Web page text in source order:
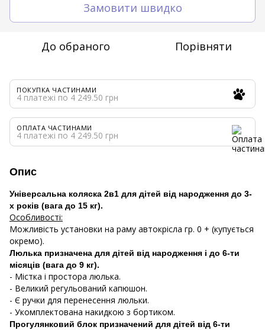
Замовити швидко
До обраного Порівняти
ПОКУПКА ЧАСТИНАМИ
4 платежі по 4 249.50 грн
ОПЛАТА ЧАСТИНАМИ
4 платежі по 4 249.50 грн
Опис
Універсальна коляска 2в1 для дітей від народження до 3-
х років (вага до 15 кг).
Особливості:
Можливість установки на раму автокрісла гр. 0 + (купується
окремо).
Люлька призначена для дітей від народження і до 6-ти
місяців (вага до 9 кг).
- Містка і простора люлька.
- Великий регульований капюшон.
- Є ручки для перенесення люльки.
- Укомплектована накидкою з бортиком.
Прогулянковий блок призначений для дітей від 6-ти